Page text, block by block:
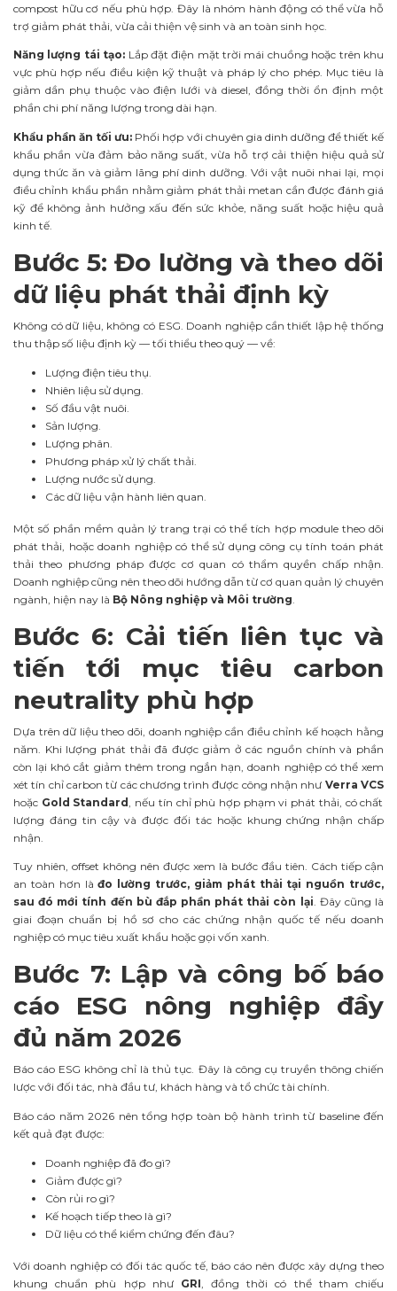
compost hữu cơ nếu phù hợp. Đây là nhóm hành động có thể vừa hỗ
trợ giảm phát thải, vừa cải thiện vệ sinh và an toàn sinh học.
Năng lượng tái tạo: Lắp đặt điện mặt trời mái chuồng hoặc trên khu
vực phù hợp nếu điều kiện kỹ thuật và pháp lý cho phép. Mục tiêu là
giảm dần phụ thuộc vào điện lưới và diesel, đồng thời ổn định một
phần chi phí năng lượng trong dài hạn.
Khẩu phần ăn tối ưu: Phối hợp với chuyên gia dinh dưỡng để thiết kế
khẩu phần vừa đảm bảo năng suất, vừa hỗ trợ cải thiện hiệu quả sử
dụng thức ăn và giảm lãng phí dinh dưỡng. Với vật nuôi nhai lại, mọi
điều chỉnh khẩu phần nhằm giảm phát thải metan cần được đánh giá
kỹ để không ảnh hưởng xấu đến sức khỏe, năng suất hoặc hiệu quả
kinh tế.
Bước 5: Đo lường và theo dõi
dữ liệu phát thải định kỳ
Không có dữ liệu, không có ESG. Doanh nghiệp cần thiết lập hệ thống
thu thập số liệu định kỳ — tối thiểu theo quý — về:
Lượng điện tiêu thụ.
Nhiên liệu sử dụng.
Số đầu vật nuôi.
Sản lượng.
Lượng phân.
Phương pháp xử lý chất thải.
Lượng nước sử dụng.
Các dữ liệu vận hành liên quan.
Một số phần mềm quản lý trang trại có thể tích hợp module theo dõi
phát thải, hoặc doanh nghiệp có thể sử dụng công cụ tính toán phát
thải theo phương pháp được cơ quan có thẩm quyền chấp nhận.
Doanh nghiệp cũng nên theo dõi hướng dẫn từ cơ quan quản lý chuyên
ngành, hiện nay là Bộ Nông nghiệp và Môi trường
Bước 6: Cải tiến liên tục và
tiến tới mục tiêu carbon
neutrality phù hợp
Dựa trên dữ liệu theo dõi, doanh nghiệp cần điều chỉnh kế hoạch hằng
năm. Khi lượng phát thải đã được giảm ở các nguồn chính và phần
còn lại khó cắt giảm thêm trong ngắn hạn, doanh nghiệp có thể xem
xét tín chỉ carbon từ các chương trình được công nhận như Verra VCS
hoặc Gold Standard , nếu tín chỉ phù hợp phạm vi phát thải, có chất
lượng đáng tin cậy và được đối tác hoặc khung chứng nhận chấp
nhận.
Tuy nhiên, offset không nên được xem là bước đầu tiên. Cách tiếp cận
an toàn hơn làđo lường trước, giảm phát thải tại nguồn trước,
sau đó mới tính đến bù đắp phần phát thải còn lại. Đây cũng là
giai đoạn chuẩn bị hồ sơ cho các chứng nhận quốc tế nếu doanh
nghiệp có mục tiêu xuất khẩu hoặc gọi vốn xanh.
Bước 7: Lập và công bố báo
cáo ESG nông nghiệp đầy
đủ năm 2026
Báo cáo ESG không chỉ là thủ tục. Đây là công cụ truyền thông chiến
lược với đối tác, nhà đầu tư, khách hàng và tổ chức tài chính.
Báo cáo năm 2026 nên tổng hợp toàn bộ hành trình từ baseline đến
kết quả đạt được:
Doanh nghiệp đã đo gì?
Giảm được gì?
Còn rủi ro gì?
Kế hoạch tiếp theo là gì?
Dữ liệu có thể kiểm chứng đến đâu?
Với doanh nghiệp có đối tác quốc tế, báo cáo nên được xây dựng theo
khung chuẩn phù hợp như GRI , đồng thời có thể tham chiếu